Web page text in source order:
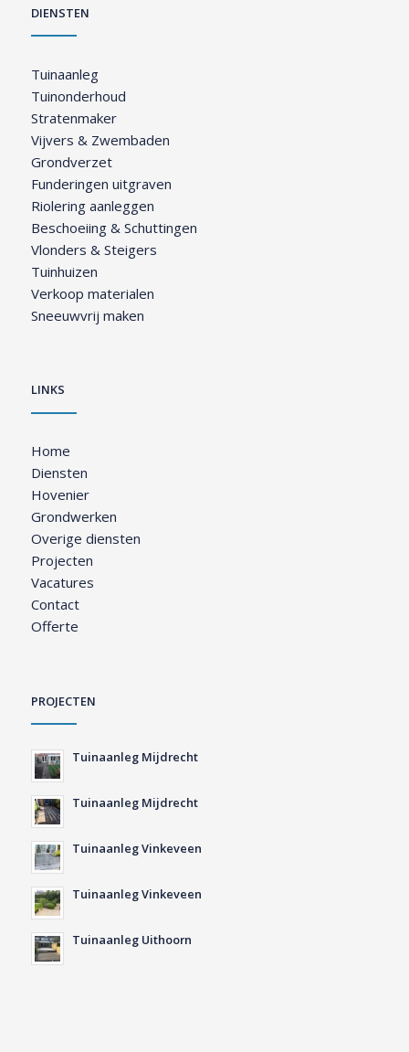
DIENSTEN
Tuinaanleg
Tuinonderhoud
Stratenmaker
Vijvers & Zwembaden
Grondverzet
Funderingen uitgraven
Riolering aanleggen
Beschoeiing & Schuttingen
Vlonders & Steigers
Tuinhuizen
Verkoop materialen
Sneeuwvrij maken
LINKS
Home
Diensten
Hovenier
Grondwerken
Overige diensten
Projecten
Vacatures
Contact
Offerte
PROJECTEN
Tuinaanleg Mijdrecht
Tuinaanleg Mijdrecht
Tuinaanleg Vinkeveen
Tuinaanleg Vinkeveen
Tuinaanleg Uithoorn